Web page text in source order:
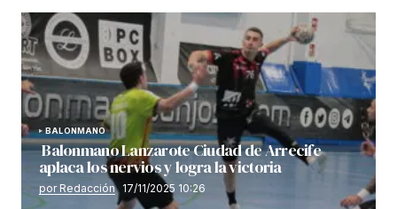
BALONMANO
Balonmano Lanzarote Ciudad de Arrecife
aplaca los nervios y logra la victoria
por Redacción 17/11/2025 10:26